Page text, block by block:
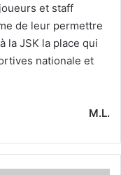
et staff
de leur permettre
la JSK la place qui
nationale et
M.L.